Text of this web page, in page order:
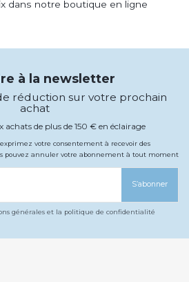
dans notre boutique en ligne
à la newsletter
réduction sur votre prochain
achat
achats de plus de 150 € en éclairage
votre consentement à recevoir des
pouvez annuler votre abonnement à tout moment
S’abonner
générales et la politique de confidentialité